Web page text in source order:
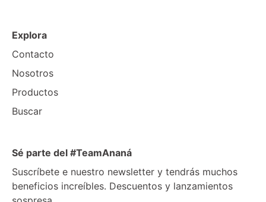
Explora
Contacto
Nosotros
Productos
Buscar
Sé parte del #TeamAnaná
Suscríbete e nuestro newsletter y tendrás muchos
beneficios increíbles. Descuentos y lanzamientos